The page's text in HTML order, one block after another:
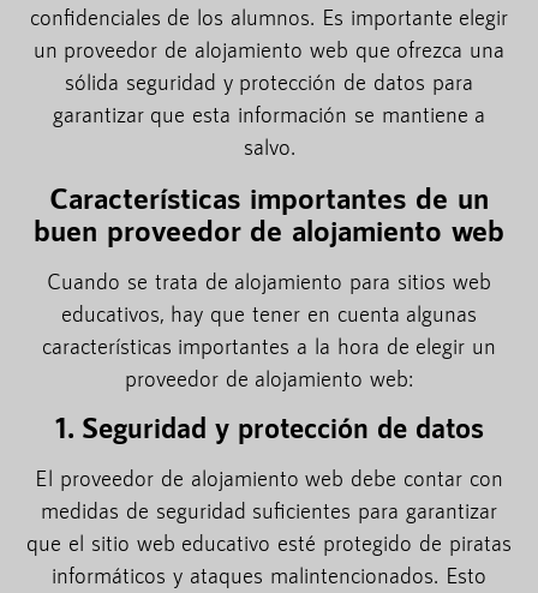
confidenciales de los alumnos. Es importante elegir
un proveedor de alojamiento web que ofrezca una
sólida seguridad y protección de datos para
garantizar que esta información se mantiene a
salvo.
Características importantes de un
buen proveedor de alojamiento web
Cuando se trata de alojamiento para sitios web
educativos, hay que tener en cuenta algunas
características importantes a la hora de elegir un
proveedor de alojamiento web:
1. Seguridad y protección de datos
El proveedor de alojamiento web debe contar con
medidas de seguridad suficientes para garantizar
que el sitio web educativo esté protegido de piratas
informáticos y ataques malintencionados. Esto